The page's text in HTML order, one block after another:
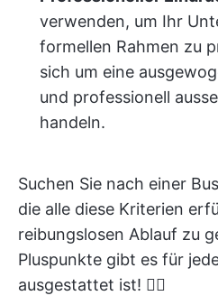
verwenden, um Ihr
formellen Rahmen zu
sich um eine
und professionell
handeln.
Suchen Sie nach einer
die alle diese Kriterien
reibungslosen Ablauf zu
Pluspunkte gibt es für
ausgestattet ist! 👇🏼